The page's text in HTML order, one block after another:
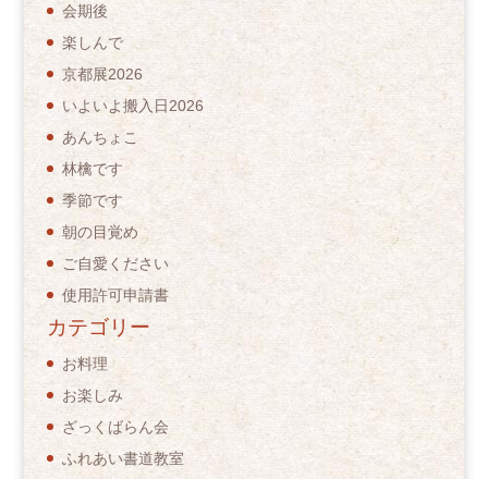
会期後
楽しんで
京都展2026
いよいよ搬入日2026
あんちょこ
林檎です
季節です
朝の目覚め
ご自愛ください
使用許可申請書
カテゴリー
お料理
お楽しみ
ざっくばらん会
ふれあい書道教室